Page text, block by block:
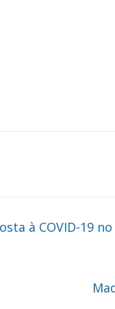
à COVID-19